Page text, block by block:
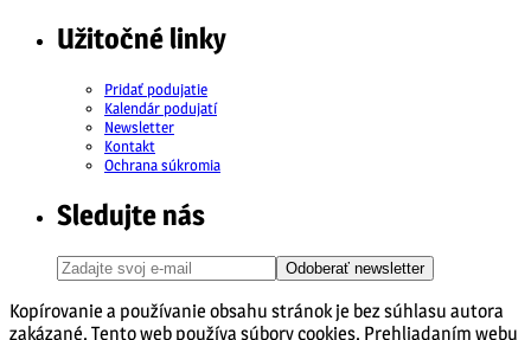
Užitočné linky
Pridať podujatie
Kalendár podujatí
Newsletter
Kontakt
Ochrana súkromia
Sledujte nás
Odoberať newsletter
Kopírovanie a používanie obsahu stránok je bez súhlasu autora
zakázané. Tento web používa súbory cookies. Prehliadaním webu